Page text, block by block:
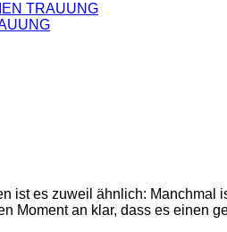
TRAUUNG
ist es zuweil ähnlich:
Moment an klar, dass es einen